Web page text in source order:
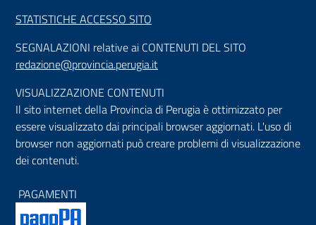
STATISTICHE ACCESSO SITO
SEGNALAZIONI relative ai CONTENUTI DEL SITO
redazione@provincia.perugia.it
VISUALIZZAZIONE CONTENUTI
Il sito internet della Provincia di Perugia è ottimizzato per
essere visualizzato dai principali browser aggiornati. L'uso di
browser non aggiornati può creare problemi di visualizzazione
dei contenuti.
PAGAMENTI